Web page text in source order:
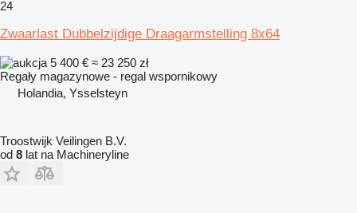
24
Zwaarlast Dubbelzijdige Draagarmstelling 8x64
5 400 € ≈ 23 250 zł
Regały magazynowe - regal wspornikowy
Holandia, Ysselsteyn
Troostwijk Veilingen B.V.
od 8 lat na Machineryline